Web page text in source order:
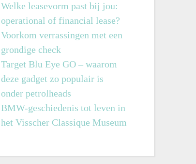
Welke leasevorm past bij jou:
operational of financial lease?
Voorkom verrassingen met een
grondige check
Target Blu Eye GO – waarom
deze gadget zo populair is
onder petrolheads
BMW-geschiedenis tot leven in
het Visscher Classique Museum